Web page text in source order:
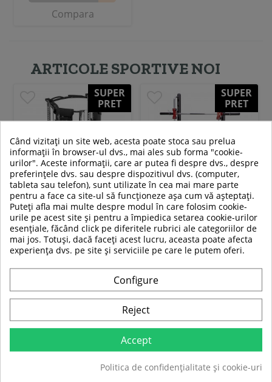
Compara
ARTICOLE SPORTIVE NOI
SUPER
PRET
Aparat multifunctional
Smith HMS CYKLOP 10
39 319,00 RON
30 988,99 RON
In stoc
Adauga in cos
SUPER
PRET
Aparat Smith HMS ATLAS X3
2 889,00 RON
2 279,00 RON
In stoc
Adauga in cos
SUPER
Când vizitați un site web, acesta poate stoca sau prelua
informații în browser-ul dvs., mai ales sub forma "cookie-
urilor". Aceste informații, care ar putea fi despre dvs., despre
preferințele dvs. sau despre dispozitivul dvs. (computer,
tableta sau telefon), sunt utilizate în cea mai mare parte
pentru a face ca site-ul să funcționeze așa cum vă așteptați.
Puteți afla mai multe despre modul în care folosim cookie-
urile pe acest site și pentru a împiedica setarea cookie-urilor
esențiale, făcând click pe diferitele rubrici ale categoriilor de
mai jos. Totuși, dacă faceți acest lucru, aceasta poate afecta
experiența dvs. pe site și serviciile pe care le putem oferi.
Configure
Reject
Accept
Politica de confidențialitate și cookie-uri